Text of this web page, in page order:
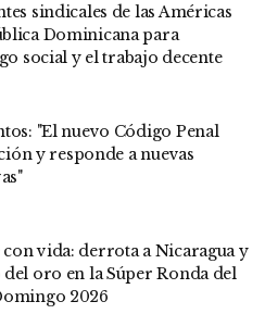
sindicales de las Américas
Dominicana para
social y el trabajo decente
"El nuevo Código Penal
y responde a nuevas
vida: derrota a Nicaragua y
oro en la Súper Ronda del
2026